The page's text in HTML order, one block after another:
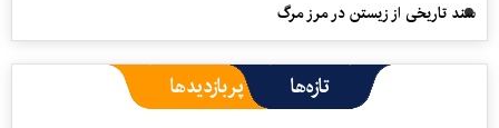
سند تاریخی از زیستن در مرز مرگ
تازه‌ها پربازدیدها